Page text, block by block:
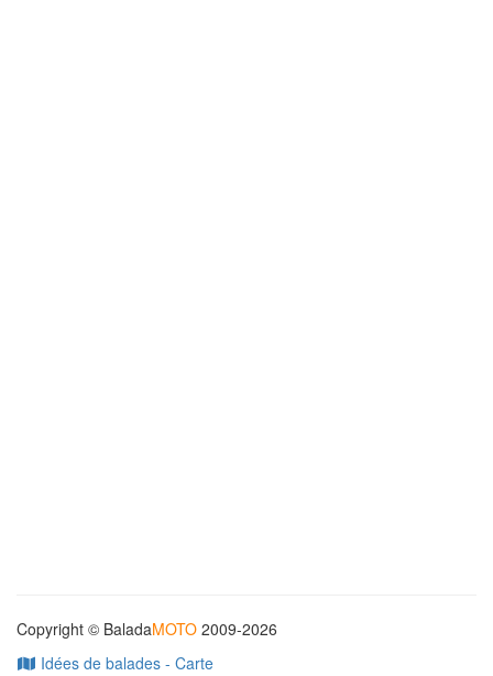
Copyright © BaladaMOTO 2009-2026
Idées de balades - Carte